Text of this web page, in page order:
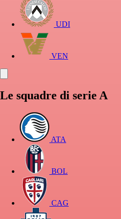
UDI
VEN
Le squadre di serie A
ATA
BOL
CAG